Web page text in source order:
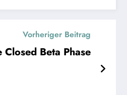
Vorheriger Beitrag
Beta Phase